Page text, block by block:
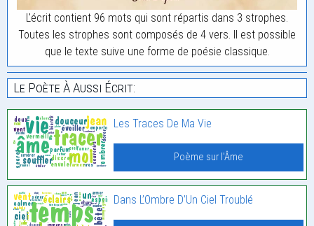
L'écrit contient 96 mots qui sont répartis dans 3 strophes.
Toutes les strophes sont composés de 4 vers. Il est possible
que le texte suive une forme de poésie classique.
Le Poète À Aussi Écrit:
Les Traces De Ma Vie
Poème sur l'Âme
Dans L’Ombre D’Un Ciel Troublé